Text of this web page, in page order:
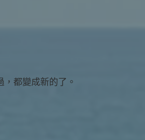
都變成新的了。